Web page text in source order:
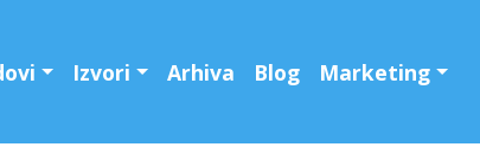
Izvori Arhiva Blog Marketing